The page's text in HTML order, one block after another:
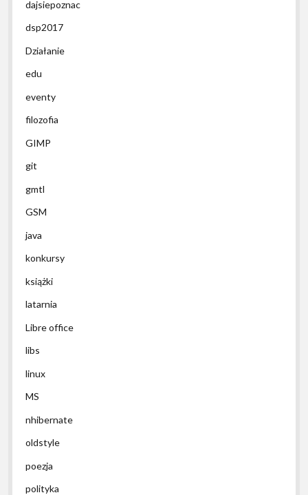
dajsiepoznac
dsp2017
Działanie
edu
eventy
filozofia
GIMP
git
gmtl
GSM
java
konkursy
książki
latarnia
Libre office
libs
linux
MS
nhibernate
oldstyle
poezja
polityka